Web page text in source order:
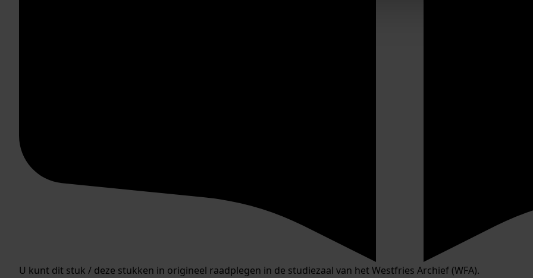
U kunt dit stuk / deze stukken in origineel raadplegen in de studiezaal van het Westfries Archief (WFA).